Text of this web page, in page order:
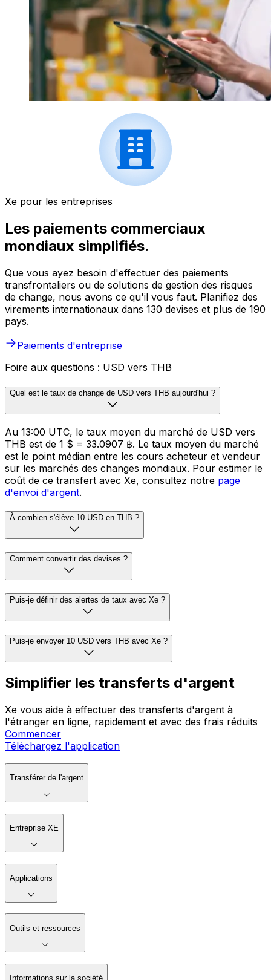
Xe pour les entreprises
Les paiements commerciaux
mondiaux simplifiés.
Que vous ayez besoin d'effectuer des paiements
transfrontaliers ou de solutions de gestion des risques
de change, nous avons ce qu'il vous faut. Planifiez des
virements internationaux dans 130 devises et plus de 190
pays.
Paiements d'entreprise
Foire aux questions : USD vers THB
Quel est le taux de change de USD vers THB aujourd'hui ?
Au 13:00 UTC, le taux moyen du marché de USD vers
THB est de 1 $ = 33.0907 ฿. Le taux moyen du marché
est le point médian entre les cours acheteur et vendeur
sur les marchés des changes mondiaux. Pour estimer le
coût de ce transfert avec Xe, consultez notre page
d'envoi d'argent.
À combien s'élève 10 USD en THB ?
Comment convertir des devises ?
Puis-je définir des alertes de taux avec Xe ?
Puis-je envoyer 10 USD vers THB avec Xe ?
Simplifier les transferts d'argent
Xe vous aide à effectuer des transferts d'argent à
l'étranger en ligne, rapidement et avec des frais réduits
Commencer
Téléchargez l'application
Transférer de l'argent
Entreprise XE
Applications
Outils et ressources
Informations sur la société